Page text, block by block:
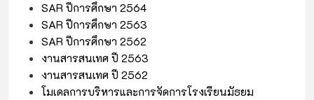
SAR ปีการศึกษา 2564
SAR ปีการศึกษา 2563
SAR ปีการศึกษา 2562
งานสารสนเทศ ปี 2563
งานสารสนเทศ ปี 2562
โมเดลการบริหารและการจัดการโรงเรียนมัธยม